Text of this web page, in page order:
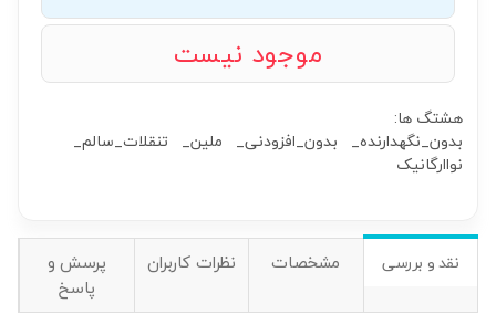
موجود نیست
هشتگ ها:
بدون_نگهدارنده_ بدون_افزودنی_ ملین_ تنقلات_سالم_
نواارگانیک
نقد و بررسی مشخصات نظرات کاربران
پرسش و
پاسخ